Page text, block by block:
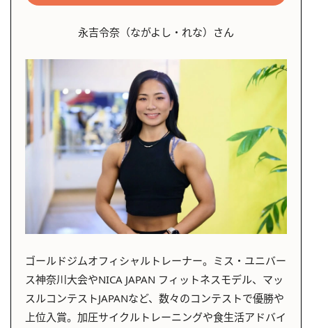
永吉令奈（ながよし・れな）さん
ゴールドジムオフィシャルトレーナー。ミス・ユニバー
ス神奈川大会やNICA JAPAN フィットネスモデル、マッ
スルコンテストJAPANなど、数々のコンテストで優勝や
上位入賞。加圧サイクルトレーニングや食生活アドバイ